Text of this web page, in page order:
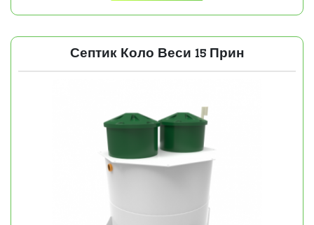
Септик Коло Веси 15 Прин